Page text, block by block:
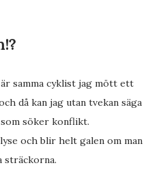
samma cyklist jag mött ett
då kan jag utan tvekan säga
söker konflikt.
och blir helt galen om man
sträckorna.